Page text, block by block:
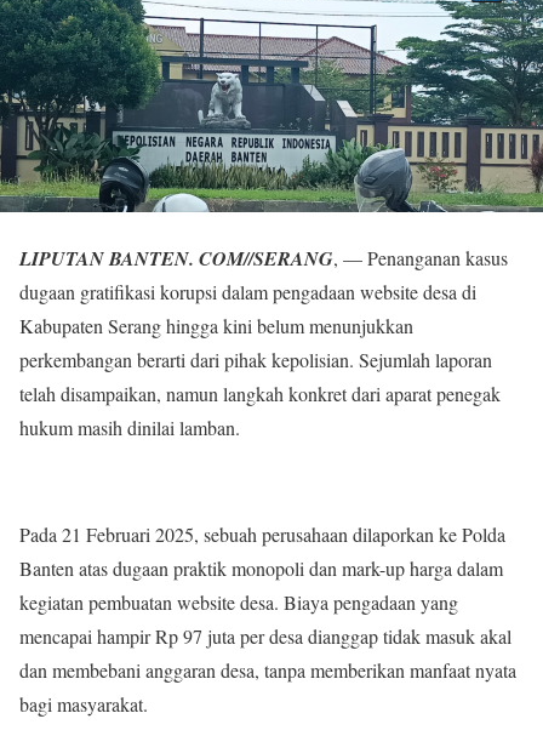
LIPUTAN BANTEN. COM//SERANG, — Penanganan kasus
dugaan gratifikasi korupsi dalam pengadaan website desa di
Kabupaten Serang hingga kini belum menunjukkan
perkembangan berarti dari pihak kepolisian. Sejumlah laporan
telah disampaikan, namun langkah konkret dari aparat penegak
hukum masih dinilai lamban.
Pada 21 Februari 2025, sebuah perusahaan dilaporkan ke Polda
Banten atas dugaan praktik monopoli dan mark-up harga dalam
kegiatan pembuatan website desa. Biaya pengadaan yang
mencapai hampir Rp 97 juta per desa dianggap tidak masuk akal
dan membebani anggaran desa, tanpa memberikan manfaat nyata
bagi masyarakat.